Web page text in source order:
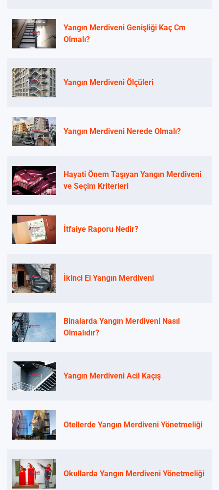
Yangın Merdiveni Genişliği Kaç Cm
Olmalı?
Yangın Merdiveni Ölçüleri
Yangın Merdiveni Nerede Olmalı?
Hayati Önem Taşıyan Yangın Merdiveni
ve Seçim Kriterleri
İtfaiye Raporu Nedir?
İkinci El Yangın Merdiveni
Binalarda Yangın Merdiveni Nasıl
Olmalıdır?
Yangın Merdiveni Acil Kaçış
Otellerde Yangın Merdiveni Yönetmeliği
Okullarda Yangın Merdiveni Yönetmeliği